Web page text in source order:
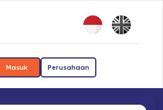
Masuk Perusahaan